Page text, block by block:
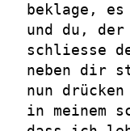
beklage,
und du,
schliesse
neben dir
nun
in meinem